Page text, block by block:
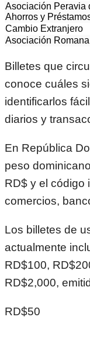
Asociación Peravia
Ahorros y
Cambio Extranjero
Asociación Romana
Billetes que
conoce cuáles
identificarlos
diarios y
En República
peso
RD$ y el código
comercios,
Los billetes de
actualmente
RD$100,
RD$2,000,
RD$50